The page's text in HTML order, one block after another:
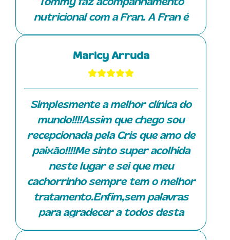
nutricional com a Fran. A Fran é
uma profissional muito qualificada
balanceada, nutracêuticos,
homeopáticos, produtos naturais e
para os tratamentos, contribuindo
para saúde e melhora da qualidade
de vida dos nossos peludos.
Recentemente o Tommy começou a
fazer sessões de fisioterapia e as
meninas da equipe tem sido bem
atenciosas. Esta semana ele fez
pela primeira vez acupuntura com a
Danila e ficou bem tranquilo
Maricy Arruda
Simplesmente a melhor clínica do
mundo!!!!Assim que chego sou
recepcionada pela Cris que amo de
paixão!!!!Me sinto super acolhida
neste lugar e sei que meu
cachorrinho sempre tem o melhor
tratamento.Enfim,sem palavras
para agradecer a todos desta
clinica.